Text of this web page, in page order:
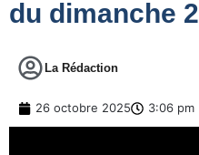
du dimanche
La Rédaction
26 octobre 2025 3:06 pm